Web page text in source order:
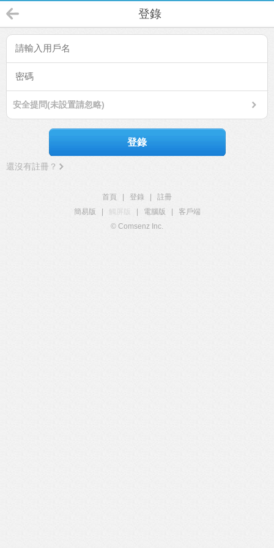
登錄
安全提問(未設置請忽略)
登錄
還沒有註冊？
首頁 登錄
註冊
簡易版
觸屏版 電腦版
客戶端
© Comsenz Inc.